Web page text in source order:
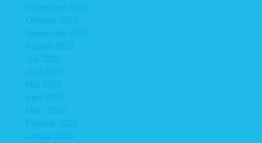
November 2023
Oktober 2023
September 2023
August 2023
Juli 2023
Juni 2023
Mai 2023
April 2023
März 2023
Februar 2023
Januar 2023